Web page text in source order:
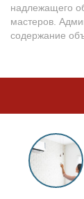
надлежащего
мастеров.
содержание
Установка
в
Москве